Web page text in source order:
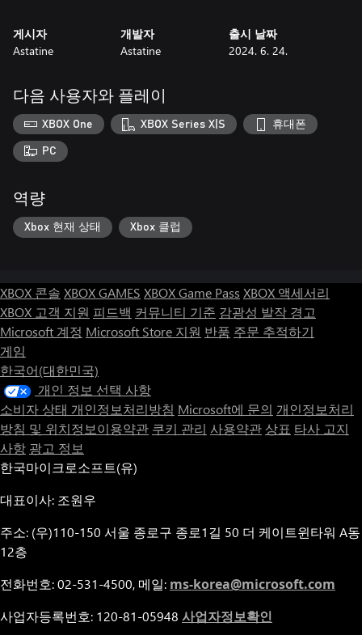
#### Why You’ll Love It
Need a quick break from intense shooters or sprawling RPGs?
*Fox Rescue Saga* gives you five-minute bursts of color and
calm. Each satisfying “pop” releases tension, while precise shots
give your brain a light tactical workout.
---
#### Good to Know
* Platform support: Xbox Series X|S, Xbox One, and Windows PC
cloud saves, or daily events.
* No in-app purchases: all content is included out of the box; play
at your own pace with unlimited retries.
* File size & performance: optimized to load fast and run
smoothly even on entry-level hardware.
Ready to unwind in a lush forest filled with gently bobbing
bubbles? Download *Fox Rescue Saga* now and become the
bubble-shooting hero Mama Fox needs!
게시자
Astatine
개발자
Astatine
출시 날짜
2024. 6. 24.
다음 사용자와 플레이
XBOX One XBOX Series X|S 휴대폰
PC
역량
Xbox 현재 상태 Xbox 클럽
XBOX 콘솔 XBOX GAMES XBOX Game Pass XBOX 액세서리
XBOX 고객 지원 피드백 커뮤니티 기준 감광성 발작 경고
Microsoft 계정 Microsoft Store 지원 반품 주문 추적하기
게임
한국어(대한민국)
개인 정보 선택 사항
소비자 상태 개인정보처리방침 Microsoft에 문의 개인정보처리
방침 및 위치정보이용약관 쿠키 관리 사용약관 상표 타사 고지
사항 광고 정보
한국마이크로소프트(유)
대표이사: 조원우
주소: (우)110-150 서울 종로구 종로1길 50 더 케이트윈타워 A동
12층
전화번호: 02-531-4500, 메일: ms-korea@microsoft.com
사업자등록번호: 120-81-05948 사업자정보확인